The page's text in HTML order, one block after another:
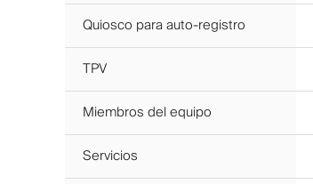
Quiosco para auto-registro
TPV
Miembros del equipo
Servicios